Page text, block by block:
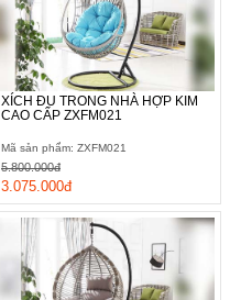
XÍCH ĐU TRONG NHÀ HỢP KIM
CAO CẤP ZXFM021
Mã sản phẩm: ZXFM021
3.075.000đ
5.800.000đ